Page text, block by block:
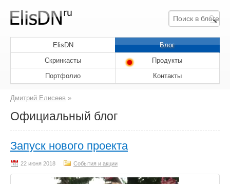
ElisDN
Блог
Скринкасты
Продукты
Портфолио
Контакты
Дмитрий Елисеев »
Официальный блог
Запуск нового проекта
События и акции